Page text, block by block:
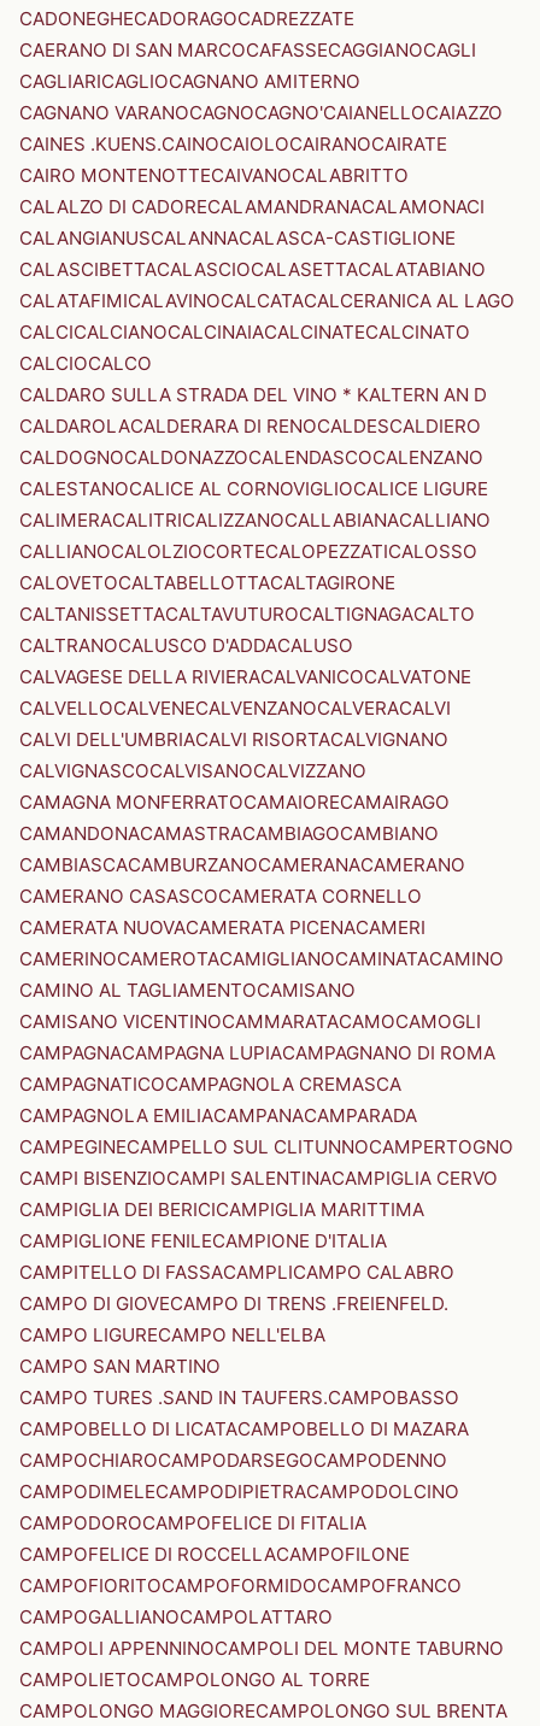
CADONEGHECADORAGOCADREZZATE
CAERANO DI SAN MARCOCAFASSECAGGIANOCAGLI
CAGLIARICAGLIOCAGNANO AMITERNO
CAGNANO VARANOCAGNOCAGNO'CAIANELLOCAIAZZO
CAINES .KUENS.CAINOCAIOLOCAIRANOCAIRATE
CAIRO MONTENOTTECAIVANOCALABRITTO
CALALZO DI CADORECALAMANDRANACALAMONACI
CALANGIANUSCALANNACALASCA-CASTIGLIONE
CALASCIBETTACALASCIOCALASETTACALATABIANO
CALATAFIMICALAVINOCALCATACALCERANICA AL LAGO
CALCICALCIANOCALCINAIACALCINATECALCINATO
CALCIOCALCO
CALDARO SULLA STRADA DEL VINO * KALTERN AN D
CALDAROLACALDERARA DI RENOCALDESCALDIERO
CALDOGNOCALDONAZZOCALENDASCOCALENZANO
CALESTANOCALICE AL CORNOVIGLIOCALICE LIGURE
CALIMERACALITRICALIZZANOCALLABIANACALLIANO
CALLIANOCALOLZIOCORTECALOPEZZATICALOSSO
CALOVETOCALTABELLOTTACALTAGIRONE
CALTANISSETTACALTAVUTUROCALTIGNAGACALTO
CALTRANOCALUSCO D'ADDACALUSO
CALVAGESE DELLA RIVIERACALVANICOCALVATONE
CALVELLOCALVENECALVENZANOCALVERACALVI
CALVI DELL'UMBRIACALVI RISORTACALVIGNANO
CALVIGNASCOCALVISANOCALVIZZANO
CAMAGNA MONFERRATOCAMAIORECAMAIRAGO
CAMANDONACAMASTRACAMBIAGOCAMBIANO
CAMBIASCACAMBURZANOCAMERANACAMERANO
CAMERANO CASASCOCAMERATA CORNELLO
CAMERATA NUOVACAMERATA PICENACAMERI
CAMERINOCAMEROTACAMIGLIANOCAMINATACAMINO
CAMINO AL TAGLIAMENTOCAMISANO
CAMISANO VICENTINOCAMMARATACAMOCAMOGLI
CAMPAGNACAMPAGNA LUPIACAMPAGNANO DI ROMA
CAMPAGNATICOCAMPAGNOLA CREMASCA
CAMPAGNOLA EMILIACAMPANACAMPARADA
CAMPEGINECAMPELLO SUL CLITUNNOCAMPERTOGNO
CAMPI BISENZIOCAMPI SALENTINACAMPIGLIA CERVO
CAMPIGLIA DEI BERICICAMPIGLIA MARITTIMA
CAMPIGLIONE FENILECAMPIONE D'ITALIA
CAMPITELLO DI FASSACAMPLICAMPO CALABRO
CAMPO DI GIOVECAMPO DI TRENS .FREIENFELD.
CAMPO LIGURECAMPO NELL'ELBA
CAMPO SAN MARTINO
CAMPO TURES .SAND IN TAUFERS.CAMPOBASSO
CAMPOBELLO DI LICATACAMPOBELLO DI MAZARA
CAMPOCHIAROCAMPODARSEGOCAMPODENNO
CAMPODIMELECAMPODIPIETRACAMPODOLCINO
CAMPODOROCAMPOFELICE DI FITALIA
CAMPOFELICE DI ROCCELLACAMPOFILONE
CAMPOFIORITOCAMPOFORMIDOCAMPOFRANCO
CAMPOGALLIANOCAMPOLATTARO
CAMPOLI APPENNINOCAMPOLI DEL MONTE TABURNO
CAMPOLIETOCAMPOLONGO AL TORRE
CAMPOLONGO MAGGIORECAMPOLONGO SUL BRENTA